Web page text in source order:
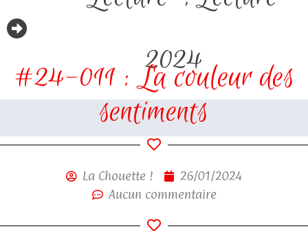
2024
#24-011 : La couleur des
sentiments
La Chouette !
26/01/2024
Aucun commentaire